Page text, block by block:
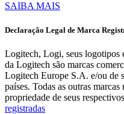
SAIBA MAIS
Declaração Legal de Marca
Logitech, Logi, seus logotipos
da Logitech são marcas
Logitech Europe S.A. e/ou de
países. Todas as outras
propriedade de seus
registradas